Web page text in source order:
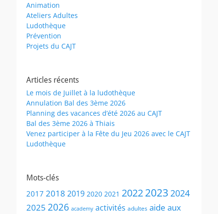
Animation
Ateliers Adultes
Ludothèque
Prévention
Projets du CAJT
Articles récents
Le mois de Juillet à la ludothèque
Annulation Bal des 3ème 2026
Planning des vacances d’été 2026 au CAJT
Bal des 3ème 2026 à Thiais
Venez participer à la Fête du Jeu 2026 avec le CAJT
Ludothèque
Mots-clés
2017 2018 2019 2020 2021 20222023 2024
2025 2026 academy activités adultes aide aux